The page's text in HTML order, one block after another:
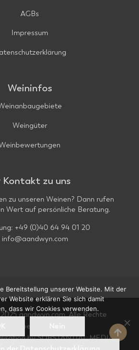
AGBs
Impressum
Weininfos
Weingüter
Kontakt zu uns
zu unseren Weinen? Dann rufen
Wert auf persönliche Beratung.
+49 (0)40 64 94 01 20
info@aandwyn.com
aandwyn.com. Alle Rechte
vorbehalten.
bySUBSTANTIAL MEDIA
Bereitstellung unserer Website. Mit der
Website erklären Sie sich damit
dass wir Cookies verwenden.
Nein